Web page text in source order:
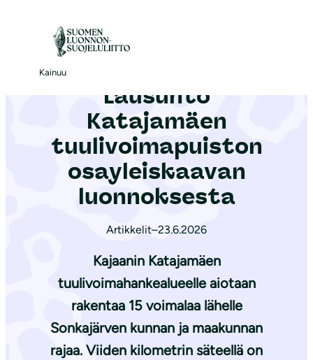
Kainuu
Etusivu|Ajankohtaista
Lausunto
Katajamäen
tuulivoimapuiston
osayleiskaavan
luonnoksesta
Artikkelit–23.6.2026
Kajaanin Katajamäen
tuulivoimahankealueelle aiotaan
rakentaa 15 voimalaa lähelle
Sonkajärven kunnan ja maakunnan
rajaa. Viiden kilometrin säteellä on